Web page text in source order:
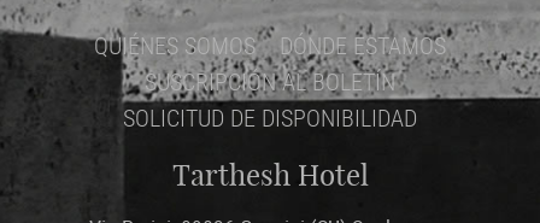
QUIÉNES SOMOS
DÓNDE ESTAMOS
SUSCRIPCIÓN AL BOLETÍN
SOLICITUD DE DISPONIBILIDAD
Tarthesh Hotel